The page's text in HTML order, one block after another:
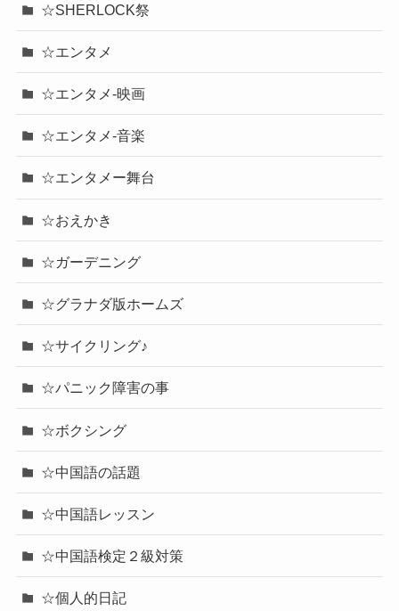
☆SHERLOCK祭
☆エンタメ
☆エンタメ-映画
☆エンタメ-音楽
☆エンタメー舞台
☆おえかき
☆ガーデニング
☆グラナダ版ホームズ
☆サイクリング♪
☆パニック障害の事
☆ボクシング
☆中国語の話題
☆中国語レッスン
☆中国語検定２級対策
☆個人的日記